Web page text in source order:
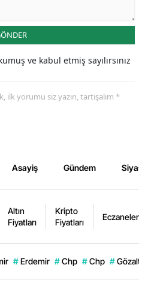
ve kabul etmiş sayılırsınız
yorumu siz yazın, tartışalım *
Asayiş Gündem
Altın
Fiyatları
Kripto
Fiyatları
Eczaneler
# Erdemir # Chp # Chp # Gözaltı